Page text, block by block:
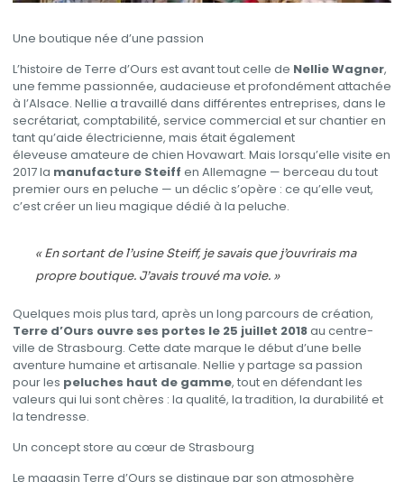
Une boutique née d’une passion
L’histoire de Terre d’Ours est avant tout celle de Nellie Wagner,
une femme passionnée, audacieuse et profondément attachée
à l’Alsace. Nellie a travaillé dans différentes entreprises, dans le
secrétariat, comptabilité, service commercial et sur chantier en
tant qu’aide électricienne, mais était également
éleveuse amateure de chien Hovawart. Mais lorsqu’elle visite en
2017 la manufacture Steiff en Allemagne — berceau du tout
premier ours en peluche — un déclic s’opère : ce qu’elle veut,
c’est créer un lieu magique dédié à la peluche.
« En sortant de l’usine Steiff, je savais que j’ouvrirais ma
propre boutique. J’avais trouvé ma voie. »
Quelques mois plus tard, après un long parcours de création,
Terre d’Ours ouvre ses portes le 25 juillet 2018au centre-
ville de Strasbourg. Cette date marque le début d’une belle
aventure humaine et artisanale. Nellie y partage sa passion
pour les peluches haut de gamme, tout en défendant les
valeurs qui lui sont chères : la qualité, la tradition, la durabilité et
la tendresse.
Un concept store au cœur de Strasbourg
Le magasin Terre d’Ours se distingue par son atmosphère